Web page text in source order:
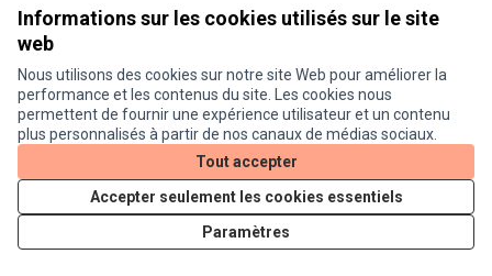
Informations sur les cookies utilisés sur le site
web
Nous utilisons des cookies sur notre site Web pour améliorer la
performance et les contenus du site. Les cookies nous
permettent de fournir une expérience utilisateur et un contenu
plus personnalisés à partir de nos canaux de médias sociaux.
Tout accepter
Accepter seulement les cookies essentiels
Paramètres
Anonyme 44
Pénaliser les motards bruyants
Retenue